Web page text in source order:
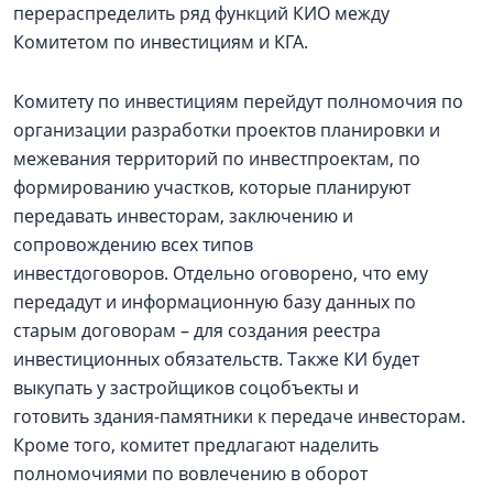
перераспределить ряд функций КИО между
Комитетом по инвестициям и КГА.
Комитету по инвестициям перейдут полномочия по
организации разработки проектов планировки и
межевания территорий по инвестпроектам, по
формированию участков, которые планируют
передавать инвесторам, заключению и
сопровождению всех типов
инвестдоговоров. Отдельно оговорено, что ему
передадут и информационную базу данных по
старым договорам – для создания реестра
инвестиционных обязательств. Также КИ будет
выкупать у застройщиков соцобъекты и
готовить здания-памятники к передаче инвесторам.
Кроме того, комитет предлагают наделить
полномочиями по вовлечению в оборот